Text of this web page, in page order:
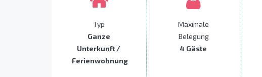
Typ
Ganze
Unterkunft /
Ferienwohnung
Maximale
Belegung
4 Gäste